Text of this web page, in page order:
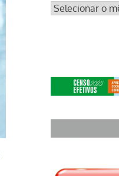
ARQUIVOS